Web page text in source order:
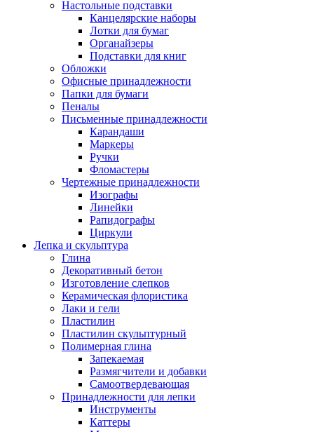
Настольные подставки
Канцелярские наборы
Лотки для бумаг
Органайзеры
Подставки для книг
Обложки
Офисные принадлежности
Папки для бумаги
Пеналы
Письменные принадлежности
Карандаши
Маркеры
Ручки
Фломастеры
Чертежные принадлежности
Изографы
Линейки
Рапидографы
Циркули
Лепка и скульптура
Глина
Декоративный бетон
Изготовление слепков
Керамическая флористика
Лаки и гели
Пластилин
Пластилин скульптурный
Полимерная глина
Запекаемая
Размягчители и добавки
Самоотвердевающая
Принадлежности для лепки
Инструменты
Каттеры